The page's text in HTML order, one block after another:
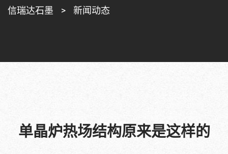
信瑞达石墨 > 新闻动态
单晶炉热场结构原来是这样的